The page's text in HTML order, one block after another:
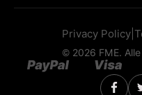
Privacy Policy
© 2026 FME.